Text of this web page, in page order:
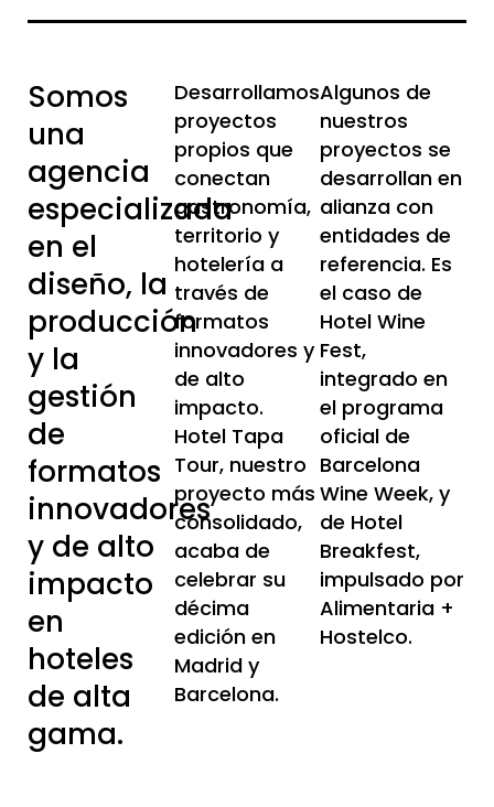
Somos
una
agencia
especializada
en el
diseño, la
producción
y la
gestión
de
formatos
innovadores
y de alto
impacto
en
hoteles
de alta
gama.
Desarrollamos
proyectos
propios que
conectan
gastronomía,
territorio y
hotelería a
través de
formatos
innovadores y
de alto
impacto.
Hotel Tapa
Tour, nuestro
proyecto más
consolidado,
acaba de
celebrar su
décima
edición en
Madrid y
Barcelona.
Algunos de
nuestros
proyectos se
desarrollan en
alianza con
entidades de
referencia. Es
el caso de
Hotel Wine
Fest,
integrado en
el programa
oficial de
Barcelona
Wine Week, y
de Hotel
Breakfest,
impulsado por
Alimentaria +
Hostelco.